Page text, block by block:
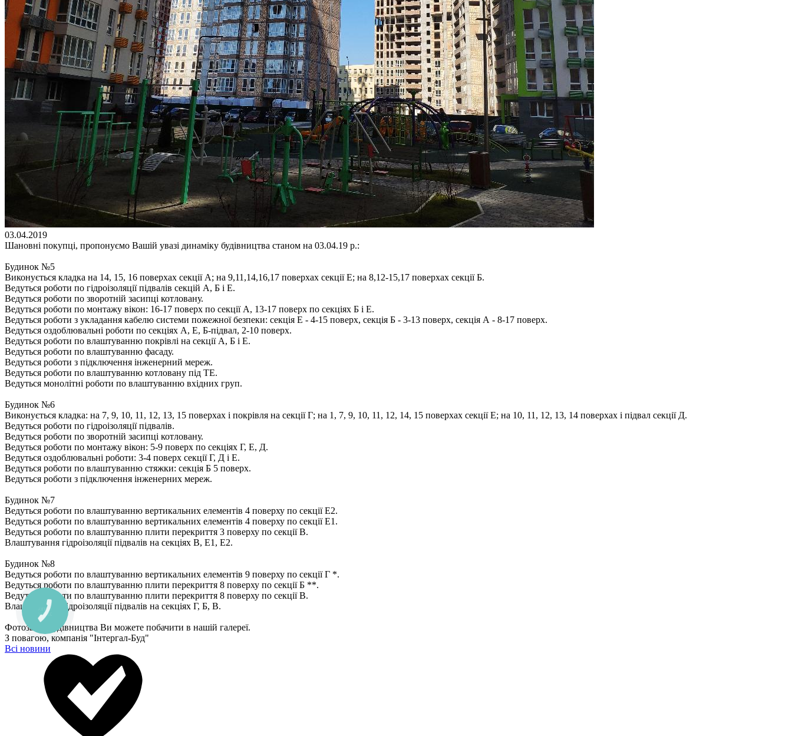
03.04.2019
Шановні покупці, пропонуємо Вашій увазі динаміку будівництва станом на 03.04.19 р.:
Будинок №5
Виконується кладка на 14, 15, 16 поверхах секції А; на 9,11,14,16,17 поверхах секції Е; на 8,12-15,17 поверхах секції Б.
Ведуться роботи по гідроізоляції підвалів секцій А, Б і Е.
Ведуться роботи по зворотній засипці котловану.
Ведуться роботи по монтажу вікон: 16-17 поверх по секції А, 13-17 поверх по секціях Б і Е.
Ведуться роботи з укладання кабелю системи пожежної безпеки: секція Е - 4-15 поверх, секція Б - 3-13 поверх, секція А - 8-17 поверх.
Ведуться оздоблювальні роботи по секціях А, Е, Б-підвал, 2-10 поверх.
Ведуться роботи по влаштуванню покрівлі на секції А, Б і Е.
Ведуться роботи по влаштуванню фасаду.
Ведуться роботи з підключення інженерний мереж.
Ведуться роботи по влаштуванню котловану під ТЕ.
Ведуться монолітні роботи по влаштуванню вхідних груп.
Будинок №6
Виконується кладка: на 7, 9, 10, 11, 12, 13, 15 поверхах і покрівля на секції Г; на 1, 7, 9, 10, 11, 12, 14, 15 поверхах секції Е; на 10, 11, 12, 13, 14 поверхах і підвал секції Д.
Ведуться роботи по гідроізоляції підвалів.
Ведуться роботи по зворотній засипці котловану.
Ведуться роботи по монтажу вікон: 5-9 поверх по секціях Г, Е, Д.
Ведуться оздоблювальні роботи: 3-4 поверх секції Г, Д і Е.
Ведуться роботи по влаштуванню стяжки: секція Б 5 поверх.
Ведуться роботи з підключення інженерних мереж.
Будинок №7
Ведуться роботи по влаштуванню вертикальних елементів 4 поверху по секції Е2.
Ведуться роботи по влаштуванню вертикальних елементів 4 поверху по секції Е1.
Ведуться роботи по влаштуванню плити перекриття 3 поверху по секції В.
Влаштування гідроізоляції підвалів на секціях В, Е1, Е2.
Будинок №8
Ведуться роботи по влаштуванню вертикальних елементів 9 поверху по секції Г *.
Ведуться роботи по влаштуванню плити перекриття 8 поверху по секції Б **.
Ведуться роботи по влаштуванню плити перекриття 8 поверху по секції В.
Влаштування гідроізоляції підвалів на секціях Г, Б, В.
Фотозвіт з будівництва Ви можете побачити в нашій галереї.
З повагою, компанія "Інтергал-Буд"
Всі новини